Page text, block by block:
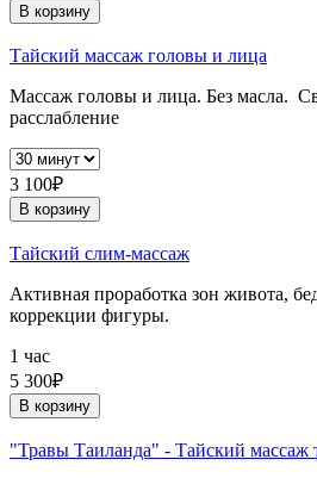
В корзину
Тайский массаж головы и лица
Массаж головы и лица. Без масла.
расслабление
3 100₽
В корзину
Тайский слим-массаж
Активная проработка зон живота,
коррекции фигуры.
1 час
5 300₽
В корзину
"Травы Таиланда" - Тайский